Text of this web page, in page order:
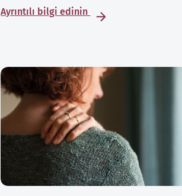
Ayrıntılı bilgi edinin